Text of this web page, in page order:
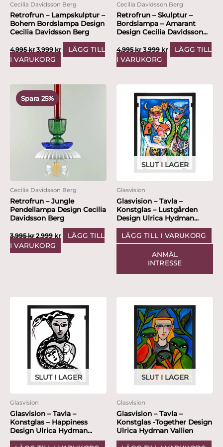
Cecilia Davidsson Berg
Retrofrun – Lampskulptur –
Bohem Bordslampa Design
Cecilia Davidsson Berg
4,995kr 3,999 kr
LÄGG TILL
I VARUKORG
Cecilia Davidsson Berg
Retrofrun – Skulptur –
Bordslampa – Amarant
Design Cecilia Davidsson...
4,995kr 3,999 kr
LÄGG TILL
I VARUKORG
Spara 25%
Cecilia Davidsson Berg
Retrofrun – Jungle
Pendellampa Design Cecilia
Davidsson Berg
3,995kr
ursprungliga
3,995 kr.
2,999 kr
2,999 kr.
LÄGG TILL
I VARUKORG
SLUT I LAGER
Glasvision
Glasvision – Tavla –
Konstglas – Lustgården
Design Ulrica Hydman...
LÄGG TILL I VARUKORG
ANMÄL
INTRESSE
SLUT I LAGER
Glasvision
Glasvision – Tavla –
Konstglas – Happiness
Design Ulrica Hydman...
SLUT I LAGER
Glasvision
Glasvision – Tavla –
Konstglas -Together Design
Ulrica Hydman Vallien